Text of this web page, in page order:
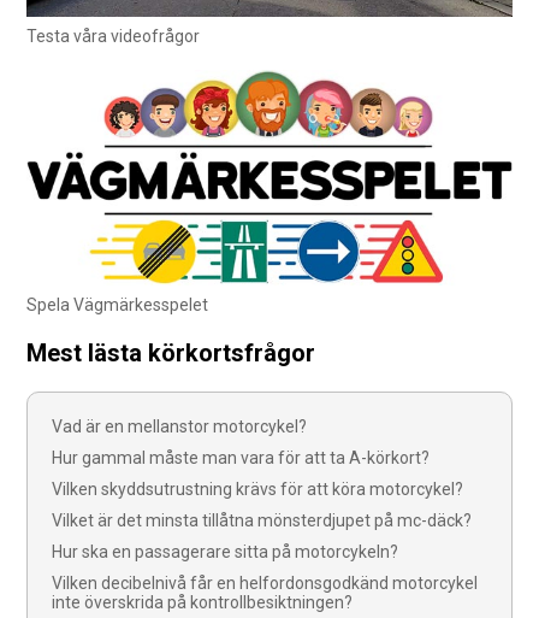
Testa våra videofrågor
Spela Vägmärkesspelet
Mest lästa körkortsfrågor
Vad är en mellanstor motorcykel?
Hur gammal måste man vara för att ta A-körkort?
Vilken skyddsutrustning krävs för att köra motorcykel?
Vilket är det minsta tillåtna mönsterdjupet på mc-däck?
Hur ska en passagerare sitta på motorcykeln?
Vilken decibelnivå får en helfordonsgodkänd motorcykel
inte överskrida på kontrollbesiktningen?